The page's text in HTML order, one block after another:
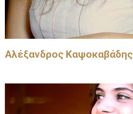
Αλέξανδρος Καψοκαβάδης